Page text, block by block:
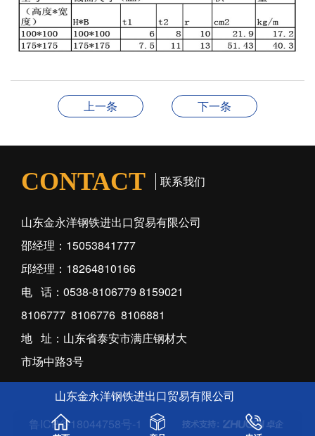
上一条 下一条
CONTACT 联系我们
山东金永洋钢铁进出口贸易有限公司
邵经理：15053841777
邱经理：18264810166
电 话：0538-8106779 8159021
8106777 8106776 8106881
地 址：山东省泰安市满庄钢材大
市场中路3号
山东金永洋钢铁进出口贸易有限公司
鲁ICP备18044758号-1